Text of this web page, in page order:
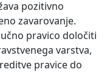
pozitivno
zavarovanje.
pravico določiti
varstva,
pravice do